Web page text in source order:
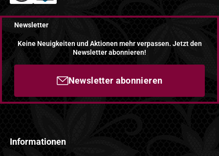
Newsletter
Keine Neuigkeiten und Aktionen mehr verpassen. Jetzt den
Newsletter abonnieren!
Newsletter abonnieren
Informationen